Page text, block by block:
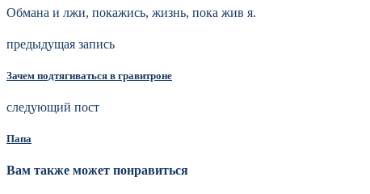
Обмана и лжи, покажись, жизнь, пока жив я.
предыдущая запись
Зачем подтягиваться в гравитроне
следующий пост
Папа
Вам также может понравиться